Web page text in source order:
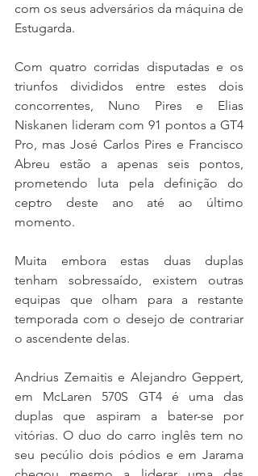
com os seus adversários da máquina de
Estugarda.
Com quatro corridas disputadas e os
triunfos divididos entre estes dois
concorrentes, Nuno Pires e Elias
Niskanen lideram com 91 pontos a GT4
Pro, mas José Carlos Pires e Francisco
Abreu estão a apenas seis pontos,
prometendo luta pela definição do
ceptro deste ano até ao último
momento.
Muita embora estas duas duplas
tenham sobressaído, existem outras
equipas que olham para a restante
temporada com o desejo de contrariar
o ascendente delas.
Andrius Zemaitis e Alejandro Geppert,
em McLaren 570S GT4 é uma das
duplas que aspiram a bater-se por
vitórias. O duo do carro inglês tem no
seu pecúlio dois pódios e em Jarama